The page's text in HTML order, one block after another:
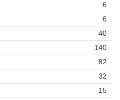
6
6
40
140
82
32
15